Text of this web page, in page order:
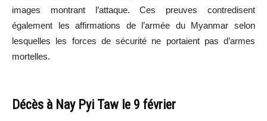
images montrant l’attaque. Ces preuves contredisent
également les affirmations de l’armée du Myanmar selon
lesquelles les forces de sécurité ne portaient pas d’armes
mortelles.
Décès à Nay Pyi Taw le 9 février